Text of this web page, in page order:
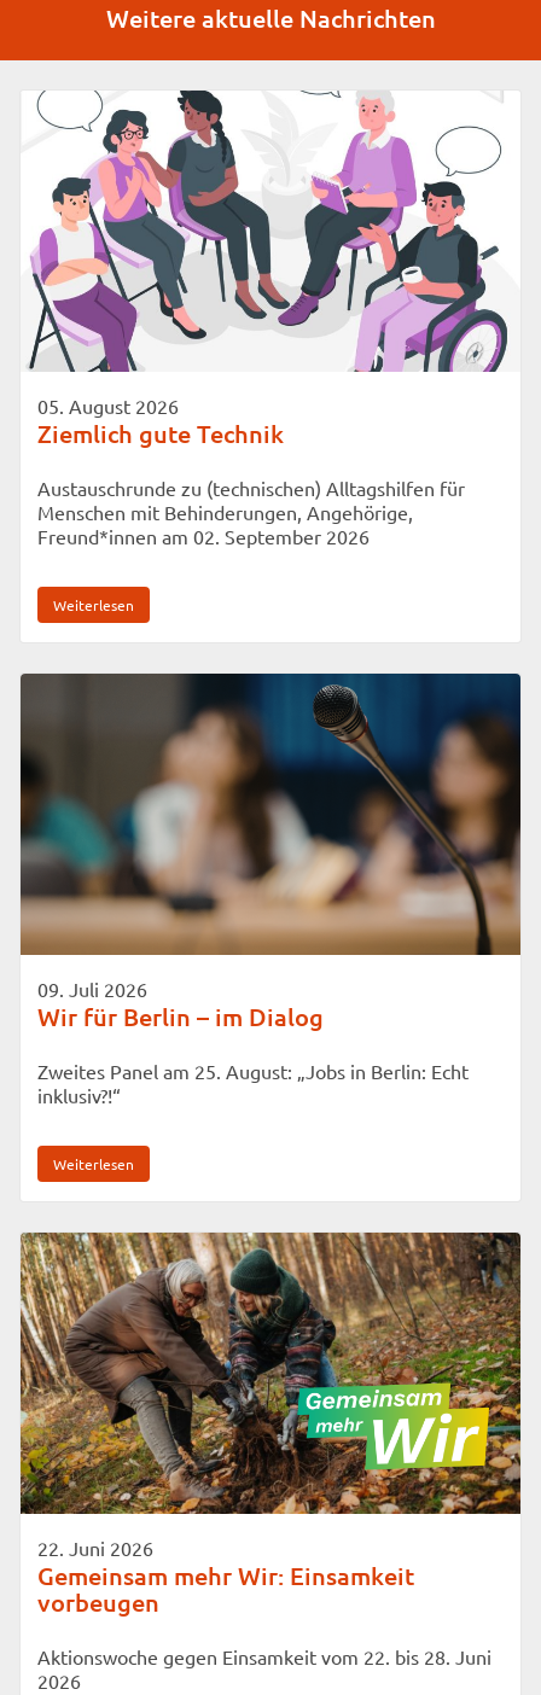
Weitere aktuelle Nachrichten
05. August 2026
Ziemlich gute Technik
Austauschrunde zu (technischen) Alltagshilfen für
Menschen mit Behinderungen, Angehörige,
Freund*innen am 02. September 2026
Weiterlesen
09. Juli 2026
Wir für Berlin – im Dialog
Zweites Panel am 25. August: „Jobs in Berlin: Echt
inklusiv?!“
Weiterlesen
22. Juni 2026
Gemeinsam mehr Wir: Einsamkeit
vorbeugen
Aktionswoche gegen Einsamkeit vom 22. bis 28. Juni
2026